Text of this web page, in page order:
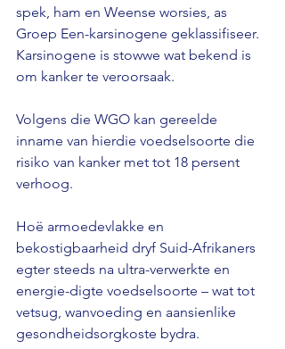
spek, ham en Weense worsies, as
Groep Een-karsinogene geklassifiseer.
Karsinogene is stowwe wat bekend is
om kanker te veroorsaak.
Volgens die WGO kan gereelde
inname van hierdie voedselsoorte die
risiko van kanker met tot 18 persent
verhoog.
Hoë armoedevlakke en
bekostigbaarheid dryf Suid-Afrikaners
egter steeds na ultra-verwerkte en
energie-digte voedselsoorte – wat tot
vetsug, wanvoeding en aansienlike
gesondheidsorgkoste bydra.